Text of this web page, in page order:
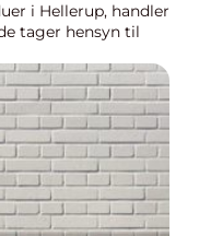
i Hellerup, handler
tager hensyn til